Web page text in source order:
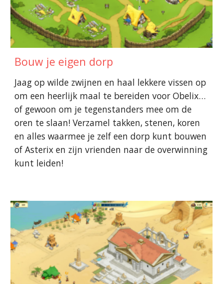
Bouw je eigen dorp
Jaag op wilde zwijnen en haal lekkere vissen op
om een heerlijk maal te bereiden voor Obelix…
of gewoon om je tegenstanders mee om de
oren te slaan! Verzamel takken, stenen, koren
en alles waarmee je zelf een dorp kunt bouwen
of Asterix en zijn vrienden naar de overwinning
kunt leiden!